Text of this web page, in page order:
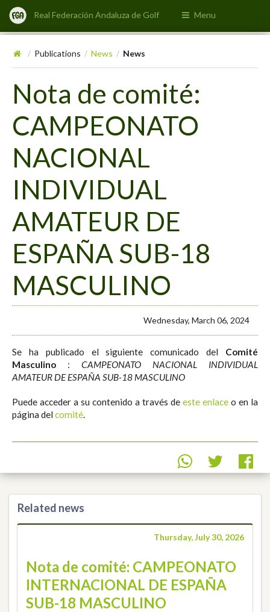
Real Federación Andaluza de Golf Menu
/ Publications / News / News
Nota de comité:
CAMPEONATO
NACIONAL
INDIVIDUAL
AMATEUR DE
ESPAÑA SUB-18
MASCULINO
Wednesday, March 06, 2024
Se ha publicado el siguiente comunicado del Comité
Masculino : CAMPEONATO NACIONAL INDIVIDUAL
AMATEUR DE ESPAÑA SUB-18 MASCULINO
Puede acceder a su contenido a través de este enlace o en la
página delcomité
Related news
Thursday, July 30, 2026
Nota de comité: CAMPEONATO
INTERNACIONAL DE ESPAÑA
SUB-18 MASCULINO